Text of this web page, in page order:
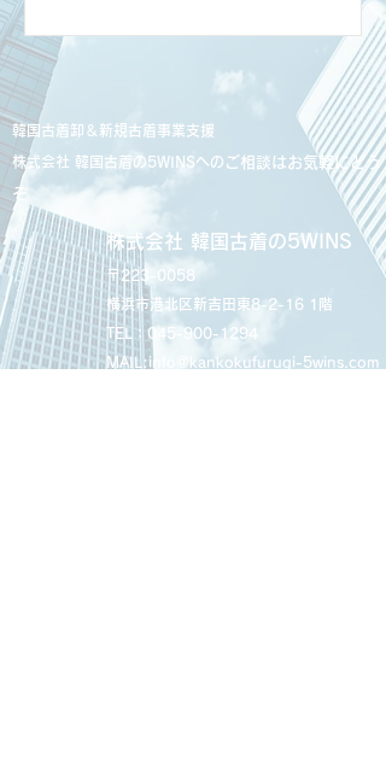
韓国古着卸＆新規古着事業支援
株式会社 韓国古着の5WINSへの ご相談はお気軽にどう
ぞ
株式会社 韓国古着の5WINS
〒223-0058
横浜市港北区新吉田東8-2-16 1階
TEL：045-900-1294
MAIL:info@kankokufurugi-5wins.com